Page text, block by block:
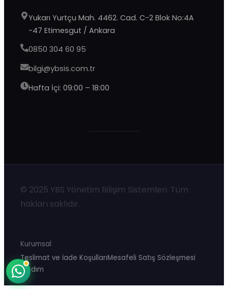
Yukarı Yurtçu Mah. 4462. Cad. C-2 Blok No:4A
-47 Etimesgut / Ankara
0850 304 60 95
bilgi@ybsis.com.tr
Hafta İçi: 09:00 – 18:00
© 2025 YBS Yönetim Bilişim Sistemleri. Tüm
hakları saklıdır.
Kurumsal
Teslimat ve İade KoşullarıMesafeli Satış Sözleşmesi
Yardım
Şu an çevrimdışı · 9:00–20:00 yanıtlıyoruz